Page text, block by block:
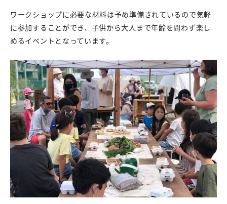
ワークショップに必要な材料は予め準備されているので気軽
に参加することができ、子供から大人まで年齢を問わず楽し
めるイベントとなっています。